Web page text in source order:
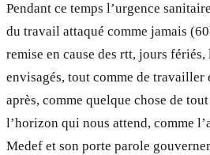
Pendant ce temps l’urgence
du travail attaqué comme jamais
remise en cause des rtt, jours fériés,
envisagés, tout comme de travailler
après, comme quelque chose de
l’horizon qui nous attend, comme
Medef et son porte parole